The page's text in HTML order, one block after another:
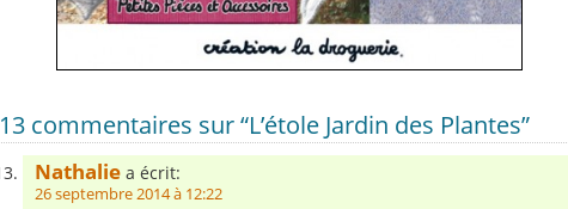
13 commentaires sur “L’étole Jardin des Plantes”
Nathalie a écrit:
26 septembre 2014 à 12:22